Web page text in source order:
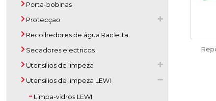
Porta-bobinas
Protecçao
Recolhedores de água Racletta
Secadores electricos
Utensílios de limpeza
Utensilios de limpeza LEWI
Limpa-vidros LEWI